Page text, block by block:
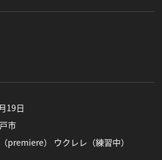
19日
市
premiere） ウクレレ（練習中）